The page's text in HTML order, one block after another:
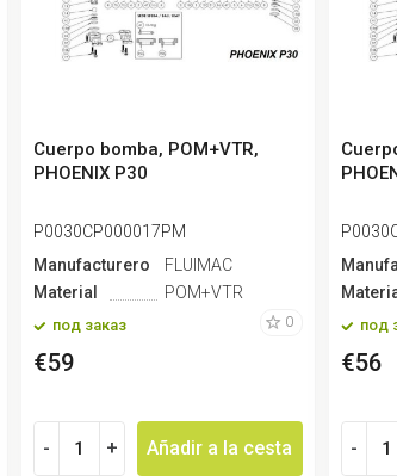
Cuerpo bomba, POM+VTR,
PHOENIX P30
P0030CP000017PM
Manufacturero
FLUIMAC
Material
POM+VTR
под заказ 0
€59
- + Añadir a la cesta
под
€56
-